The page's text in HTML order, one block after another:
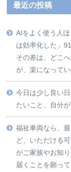
最近の投稿
AIをよく使う人
は効率化した」
その差は、どこ
が、楽になって
今日は少し良い
たいこと、自分
福祉車両なら、
ど、いただける
がご家族やお知
届くことを願って